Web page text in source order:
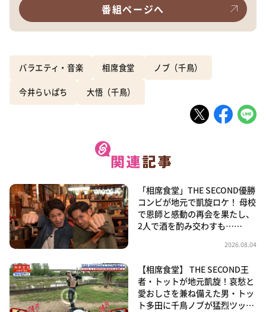
番組ページへ
バラエティ・音楽 相席食堂 ノブ（千鳥）
今井らいぱち 大悟（千鳥）
「相席食堂」THE SECOND優勝
コンビが地元で凱旋ロケ！ 母校
で恩師と感動の再会を果たし、
2人で酒を酌み交わすも……
2026.08.04
【相席食堂】 THE SECOND王
者・トットが地元凱旋！哀愁と
愛おしさを兼ね備えた男・トッ
ト多田に千鳥ノブが猛烈ツッ…